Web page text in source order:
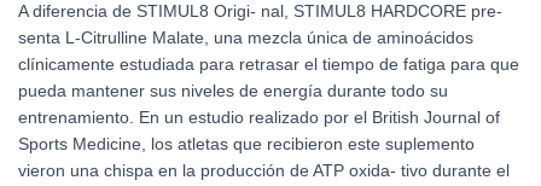
A diferencia de STIMUL8 Origi- nal, STIMUL8 HARDCORE pre-
senta L-Citrulline Malate, una mezcla única de aminoácidos
clínicamente estudiada para retrasar el tiempo de fatiga para que
pueda mantener sus niveles de energía durante todo su
entrenamiento. En un estudio realizado por el British Journal of
Sports Medicine, los atletas que recibieron este suplemento
vieron una chispa en la producción de ATP oxida- tivo durante el